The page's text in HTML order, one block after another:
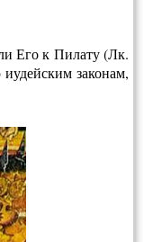
Его к Пилату (Лк.
законам,